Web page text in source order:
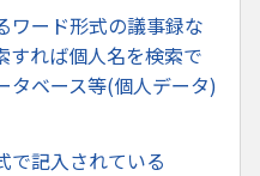
ワード形式の議事録な
すれば個人名を検索で
タベース等(個人データ)
で記入されている